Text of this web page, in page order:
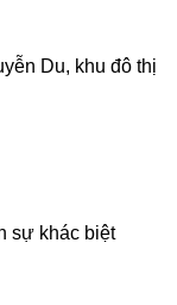
Du, khu đô thị
sự khác biệt